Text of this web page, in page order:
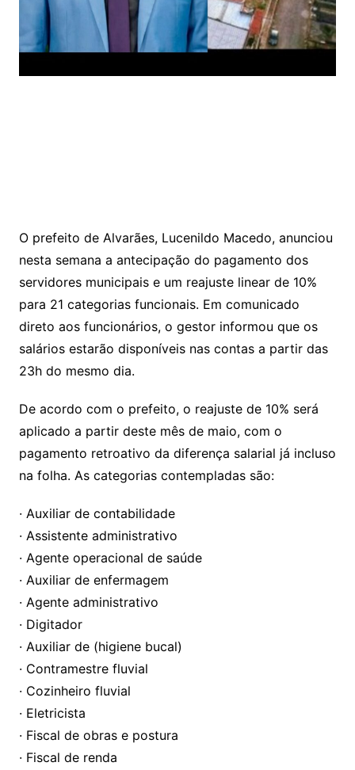
O prefeito de Alvarães, Lucenildo Macedo, anunciou
nesta semana a antecipação do pagamento dos
servidores municipais e um reajuste linear de 10%
para 21 categorias funcionais. Em comunicado
direto aos funcionários, o gestor informou que os
salários estarão disponíveis nas contas a partir das
23h do mesmo dia.
De acordo com o prefeito, o reajuste de 10% será
aplicado a partir deste mês de maio, com o
pagamento retroativo da diferença salarial já incluso
na folha. As categorias contempladas são:
· Auxiliar de contabilidade
· Assistente administrativo
· Agente operacional de saúde
· Auxiliar de enfermagem
· Agente administrativo
· Digitador
· Auxiliar de (higiene bucal)
· Contramestre fluvial
· Cozinheiro fluvial
· Eletricista
· Fiscal de obras e postura
· Fiscal de renda